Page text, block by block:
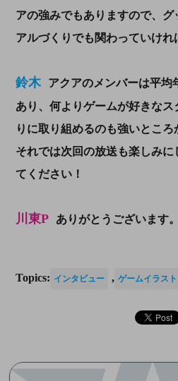
アの強みでもありますので、
アルづくりでも関わっていけれ
鈴木
アクアのメンバーは平均
あり、何よりゲームが好きな
りに取り組めるのも強いところ
それでは次回の放送も楽しみ
てください！
川東P ありがとうございます。
Topics: インタビュー , ゲームイラスト